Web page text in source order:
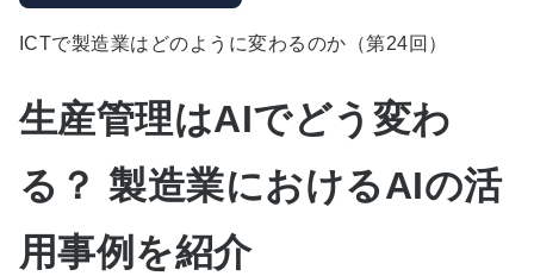
ICTで製造業はどのように変わるのか（第24回）
生産管理はAIでどう変わ
る？ 製造業におけるAIの活
用事例を紹介